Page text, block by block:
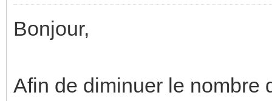
Bonjour,
Afin de diminuer le nombre